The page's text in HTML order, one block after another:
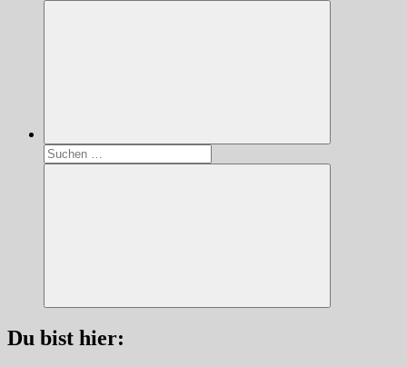
Suchen
nach:
Suchen
Du bist hier: